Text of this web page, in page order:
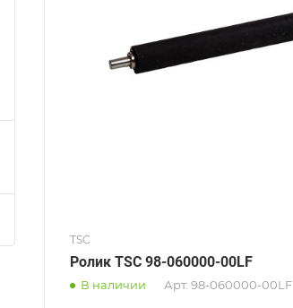
TSC
Ролик TSC 98-060000-00LF
В наличии Арт. 98-060000-00LF